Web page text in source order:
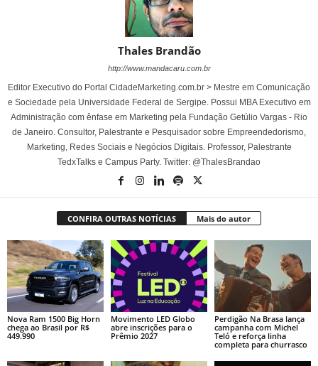
Thales Brandão
http://www.mandacaru.com.br
Editor Executivo do Portal CidadeMarketing.com.br > Mestre em Comunicação
e Sociedade pela Universidade Federal de Sergipe. Possui MBA Executivo em
Administração com ênfase em Marketing pela Fundação Getúlio Vargas - Rio
de Janeiro. Consultor, Palestrante e Pesquisador sobre Empreendedorismo,
Marketing, Redes Sociais e Negócios Digitais. Professor, Palestrante
TedxTalks e Campus Party. Twitter: @ThalesBrandao
CONFIRA OUTRAS NOTÍCIAS Mais do autor
Nova Ram 1500 Big Horn
chega ao Brasil por R$
449.990
Movimento LED Globo
abre inscrições para o
Prêmio 2027
Perdigão Na Brasa lança
campanha com Michel
Teló e reforça linha
completa para churrasco